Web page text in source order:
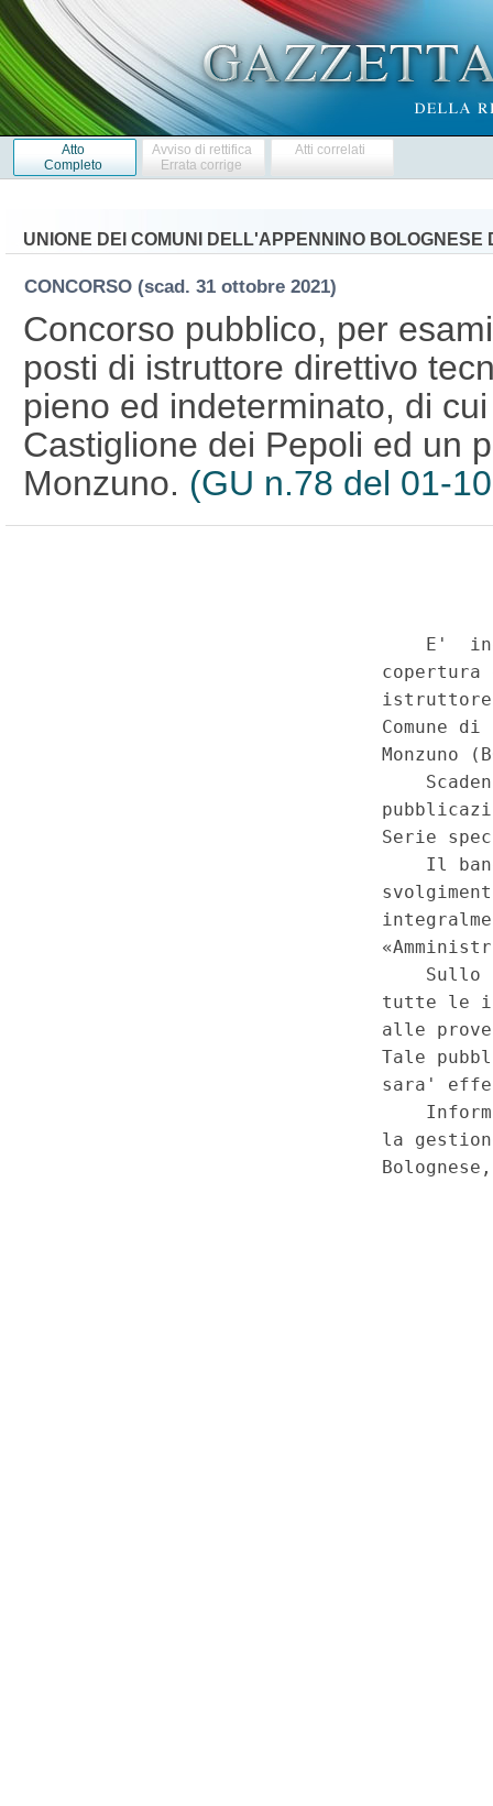
Atto
Completo
Avviso di rettifica
Errata corrige
Atti correlati
UNIONE DEI COMUNI DELL'APPENNINO BOLOGNESE
CONCORSO (scad. 31 ottobre 2021)
Concorso pubblico, per
posti di istruttore direttivo
pieno ed indeterminato, di
Castiglione dei Pepoli ed un
Monzuno. (GU n.78 del 01-